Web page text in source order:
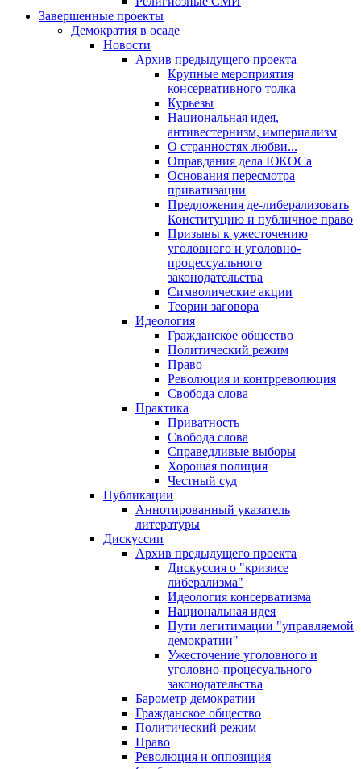
Завершенные проекты
Демократия в осаде
Новости
Архив предыдущего проекта
Крупные мероприятия
консервативного толка
Курьезы
Национальная идея,
антивестернизм, империализм
О странностях любви...
Оправдания дела ЮКОСа
Основания пересмотра
приватизации
Предложения де-либерализовать
Конституцию и публичное право
Призывы к ужесточению
уголовного и уголовно-
процессуального
законодательства
Символические акции
Теории заговора
Идеология
Гражданское общество
Политический режим
Право
Революция и контрреволюция
Свобода слова
Практика
Приватность
Свобода слова
Справедливые выборы
Хорошая полиция
Честный суд
Публикации
Аннотированный указатель
литературы
Дискуссии
Архив предыдущего проекта
Дискуссия о "кризисе
либерализма"
Идеология консерватизма
Национальная идея
Пути легитимации "управляемой
демократии"
Ужесточение уголовного и
уголовно-процесуального
законодательства
Барометр демократии
Гражданское общество
Политический режим
Право
Революция и оппозиция